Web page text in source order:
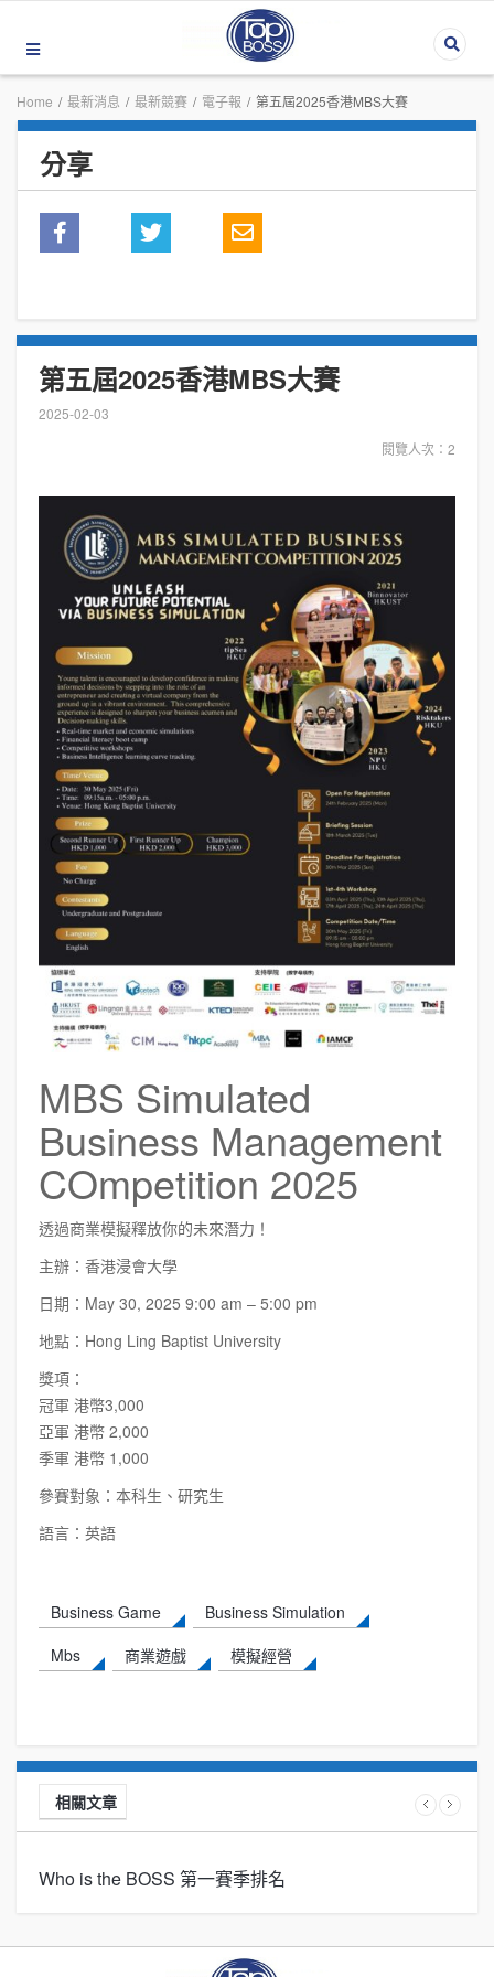
Home / 最新消息 / 最新競賽 / 電子報 / 第五屆2025香港MBS大賽
分享
第五屆2025香港MBS大賽
2025-02-03
閱覽人次：2
MBS Simulated
Business Management
COmpetition 2025
透過商業模擬釋放你的未來潛力！
主辦：香港浸會大學
日期：May 30, 2025 9:00 am – 5:00 pm
地點：Hong Ling Baptist University
獎項：
冠軍 港幣3,000
亞軍 港幣 2,000
季軍 港幣 1,000
參賽對象：本科生、研究生
語言：英語
Business Game
Business Simulation
Mbs
商業遊戲 模擬經營
相關文章
Who is the BOSS 第一賽季排名